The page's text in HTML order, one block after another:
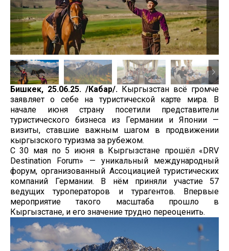
Бишкек, 25.06.25. /Кабар/. Кыргызстан всё громче
заявляет о себе на туристической карте мира. В
начале июня страну посетили представители
туристического бизнеса из Германии и Японии —
визиты, ставшие важным шагом в продвижении
кыргызского туризма за рубежом.
С 30 мая по 5 июня в Кыргызстане прошёл «DRV
Destination Forum» — уникальный международный
форум, организованный Ассоциацией туристических
компаний Германии. В нём приняли участие 57
ведущих туроператоров и турагентов. Впервые
мероприятие такого масштаба прошло в
Кыргызстане, и его значение трудно переоценить.